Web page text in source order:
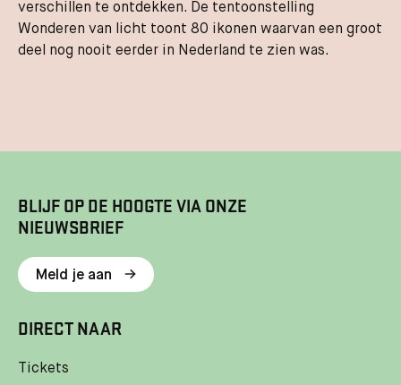
verschillen te ontdekken. De tentoonstelling
Wonderen van licht toont 80 ikonen waarvan een groot
deel nog nooit eerder in Nederland te zien was.
BLIJF OP DE HOOGTE VIA ONZE
NIEUWSBRIEF
Meld je aan
DIRECT NAAR
Tickets